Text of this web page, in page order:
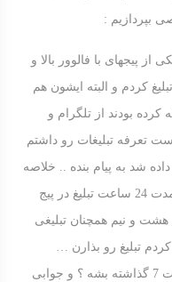
بپردازیم :
پیجهای با فالوور بالا و
کردم و البته ایشون هم
کرده بودند از تلگرام و
تعرفه تبلیغات رو داشتم
بعد از 6 روز جواب داده شد به پیام بنده .. خلاصه
بعد از گفتگو قرار شد ساعت 7 شب به مدت 24 ساعت تبلیغ در پیج
و نیم همچنان تبلیغی
تبلیغ رو بذارن …
ازشون پرسیدم مگه قرار نبود تبلیغ ساعت 7 گذاشته بشه ؟ و جوابی